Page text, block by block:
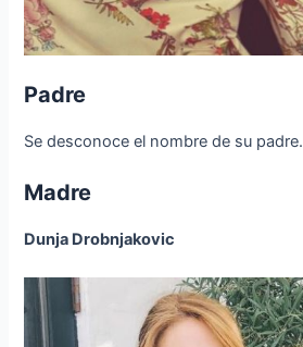
Padre
Se desconoce el nombre de su padre.
Madre
Dunja Drobnjakovic